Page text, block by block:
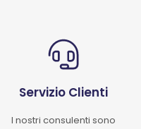
Servizio Clienti
I nostri consulenti sono